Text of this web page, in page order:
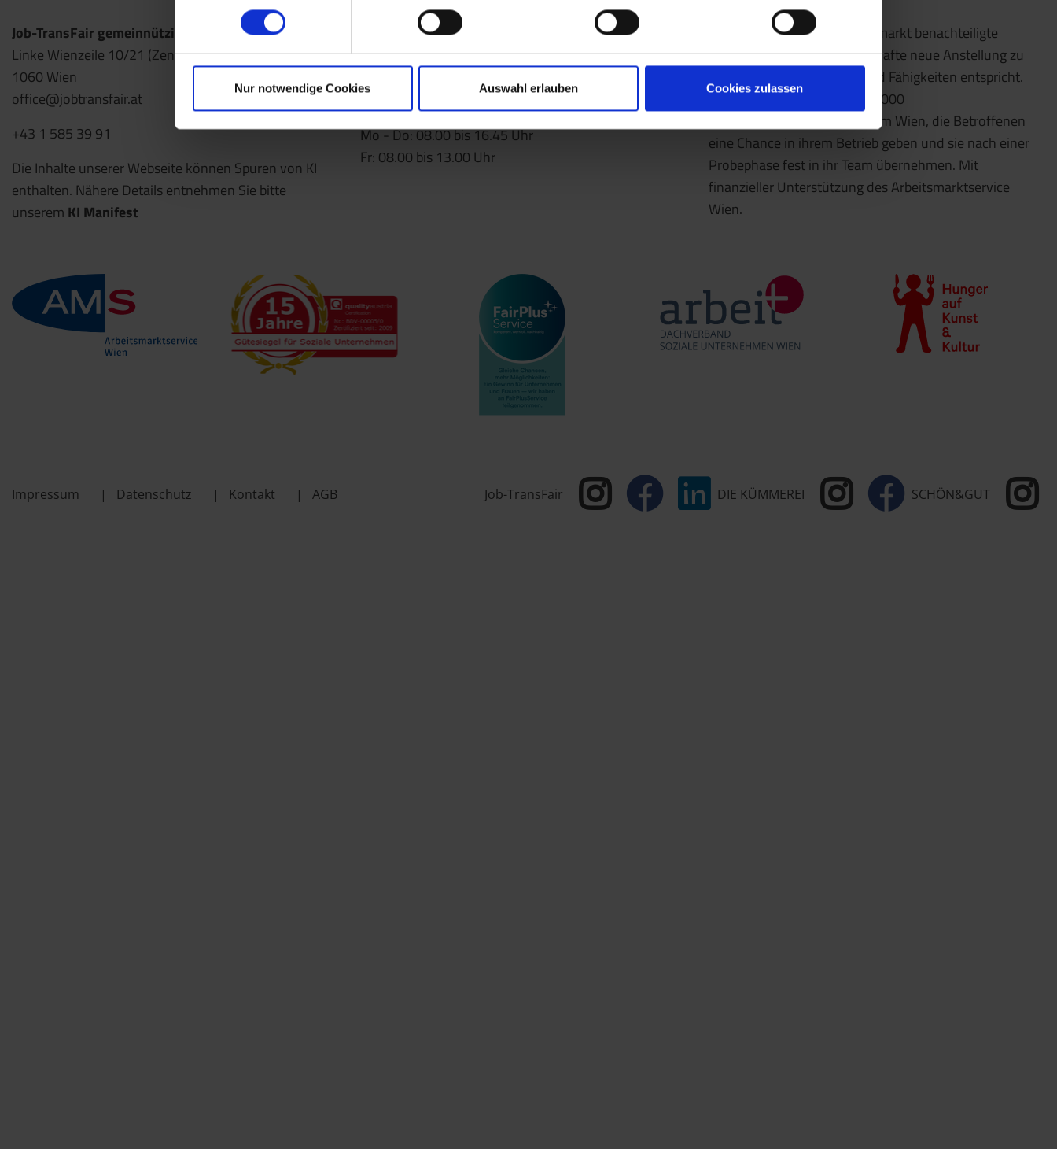
Nur notwendige Cookies Auswahl erlauben Cookies zulassen
Job-TransFair gemeinnützige GmbH
Linke Wienzeile 10/21 (Zentrale)
1060 Wien
office@jobtransfair.at
+43 1 585 39 91
Die Inhalte unserer Webseite können Spuren von KI
enthalten. Nähere Details entnehmen Sie bitte
unserem KI Manifest
Aktuelle Jobs
Standorte
Öffnungszeiten
Mo - Do: 08.00 bis 16.45 Uhr
Fr: 08.00 bis 13.00 Uhr
Wir unterstützen am Arbeitsmarkt benachteiligte
Menschen dabei, eine dauerhafte neue Anstellung zu
finden, die ihren Talenten und Fähigkeiten entspricht.
Dazu kooperieren wir mit 10.000
Partnerunternehmen im Raum Wien, die Betroffenen
eine Chance in ihrem Betrieb geben und sie nach einer
Probephase fest in ihr Team übernehmen. Mit
finanzieller Unterstützung des Arbeitsmarktservice
Wien.
Impressum Datenschutz Kontakt AGB Job-TransFair DIE KÜMMEREI SCHÖN&GUT